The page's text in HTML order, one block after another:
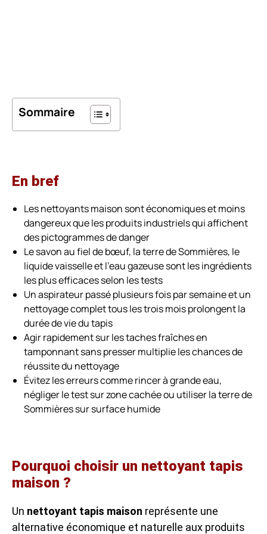
Sommaire
En bref
Les nettoyants maison sont économiques et moins
dangereux que les produits industriels qui affichent
des pictogrammes de danger
Le savon au fiel de bœuf, la terre de Sommières, le
liquide vaisselle et l’eau gazeuse sont les ingrédients
les plus efficaces selon les tests
Un aspirateur passé plusieurs fois par semaine et un
nettoyage complet tous les trois mois prolongent la
durée de vie du tapis
Agir rapidement sur les taches fraîches en
tamponnant sans presser multiplie les chances de
réussite du nettoyage
Évitez les erreurs comme rincer à grande eau,
négliger le test sur zone cachée ou utiliser la terre de
Sommières sur surface humide
Pourquoi choisir un nettoyant tapis
maison ?
Un nettoyant tapis maison représente une
alternative économique et naturelle aux produits